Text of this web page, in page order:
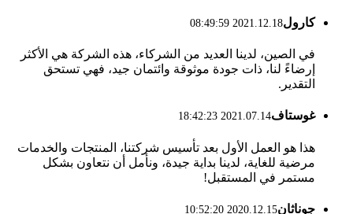
كارول2021.12.18 08:49:59
في الصين، لدينا العديد من الشركاء، هذه الشركة هي الأكثر
إرضاءً لنا، ذات جودة موثوقة وائتمان جيد، فهي تستحق
التقدير.
غوستاف2021.07.14 18:42:23
هذا هو العمل الأول بعد تأسيس شركتنا، المنتجات والخدمات
مرضية للغاية، لدينا بداية جيدة، ونأمل أن نتعاون بشكل
مستمر في المستقبل!
جوناثان2020.12.15 10:52:20